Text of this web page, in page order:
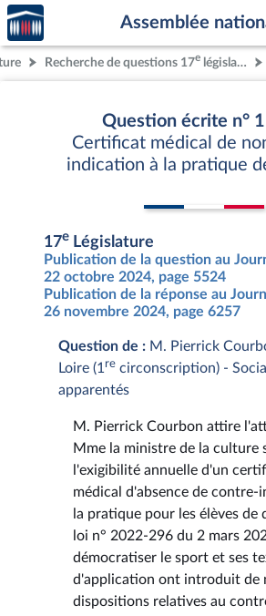
Aller au contenu
Aller en bas de la page
Accèder
à la
page
d'accueil
Assemblée
Recherche de questions 17e législature
Question écrite n°
Certificat médical de
indication à la pratique
17e Législature
Publication de la question au
22 octobre 2024, page 5524
Publication de la réponse au
26 novembre 2024, page 6257
Question de : M. Pierrick
Loire (1 re circonscription) -
apparentés
M. Pierrick Courbon attire
Mme la ministre de la culture
l'exigibilité annuelle d'un
médical d'absence de contre-
la pratique pour les élèves de
loi n° 2022-296 du 2 mars
démocratiser le sport et ses
d'application ont introduit de
dispositions relatives au